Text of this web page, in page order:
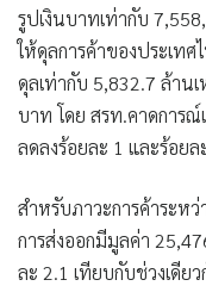
รูปเงินบาทเท่ากับ
ให้ดุลการค้าของประเท
ดุลเท่ากับ 5,832.7 ล้าน
บาท โดย สรท.คาดการ
ลดลงร้อยละ 1 และร้อย
สำหรับภาวะการค้าระห
การส่งออกมีมูลค่า
ละ 2.1 เทียบกับช่วงเดีย